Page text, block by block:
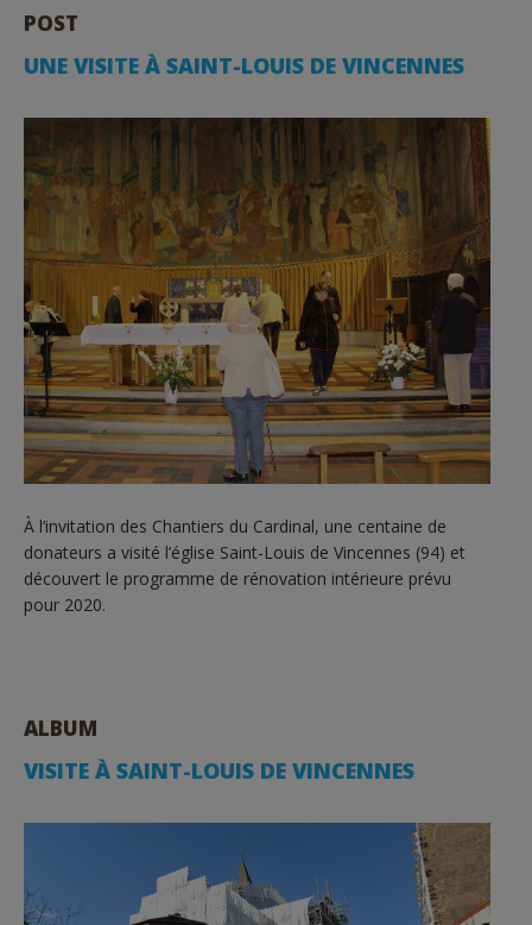
POST
UNE VISITE À SAINT-LOUIS DE VINCENNES
À l’invitation des Chantiers du Cardinal, une centaine de
donateurs a visité l’église Saint-Louis de Vincennes (94) et
découvert le programme de rénovation intérieure prévu
pour 2020.
ALBUM
VISITE À SAINT-LOUIS DE VINCENNES